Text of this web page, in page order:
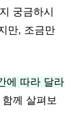
궁금하시
만, 조금만
에 따라 달라
께 살펴보